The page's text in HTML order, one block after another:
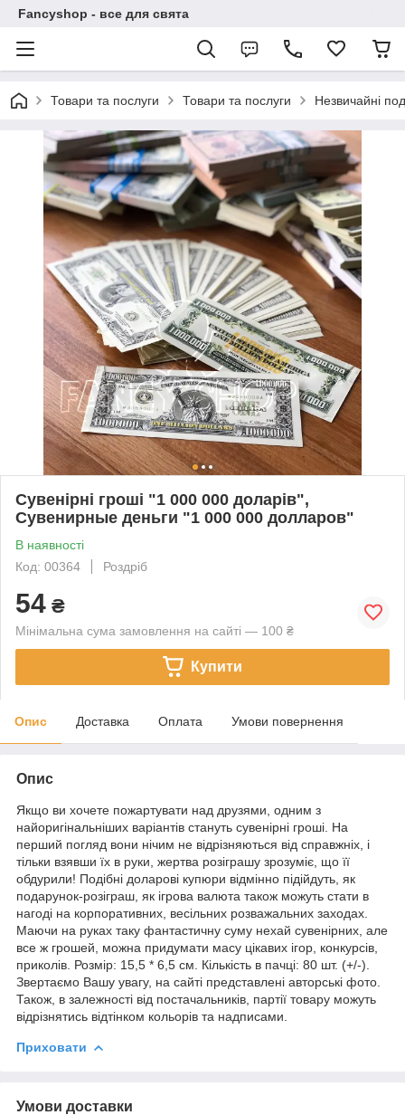
Fancyshop - все для свята
Товари та послуги Товари та послуги Незвичайні
Сувенірні гроші "1 000 000 доларів",
Сувенирные деньги "1 000 000 долларов"
В наявності
Код: 00364
Роздріб
54 ₴
Мінімальна сума замовлення на сайті — 100 ₴
Купити
Опис Доставка Оплата Умови повернення
Опис
Якщо ви хочете пожартувати над друзями, одним з
найоригінальніших варіантів стануть сувенірні гроші. На
перший погляд вони нічим не відрізняються від справжніх, і
тільки взявши їх в руки, жертва розіграшу зрозуміє, що її
обдурили! Подібні доларові купюри відмінно підійдуть, як
подарунок-розіграш, як ігрова валюта також можуть стати в
нагоді на корпоративних, весільних розважальних заходах.
Маючи на руках таку фантастичну суму нехай сувенірних, але
все ж грошей, можна придумати масу цікавих ігор, конкурсів,
приколів. Розмір: 15,5 * 6,5 см. Кількість в пачці: 80 шт. (+/-).
Звертаємо Вашу увагу, на сайті представлені авторські фото.
Також, в залежності від постачальників, партії товару можуть
відрізнятись відтінком кольорів та надписами.
Приховати
Умови доставки